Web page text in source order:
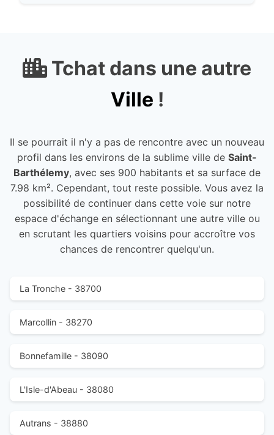
Tchat dans une autre
Ville !
Il se pourrait il n'y a pas de rencontre avec un nouveau
profil dans les environs de la sublime ville de Saint-
Barthélemy, avec ses 900 habitants et sa surface de
7.98 km². Cependant, tout reste possible. Vous avez la
possibilité de continuer dans cette voie sur notre
espace d'échange en sélectionnant une autre ville ou
en scrutant les quartiers voisins pour accroître vos
chances de rencontrer quelqu'un.
La Tronche - 38700
Marcollin - 38270
Bonnefamille - 38090
L'Isle-d'Abeau - 38080
Autrans - 38880